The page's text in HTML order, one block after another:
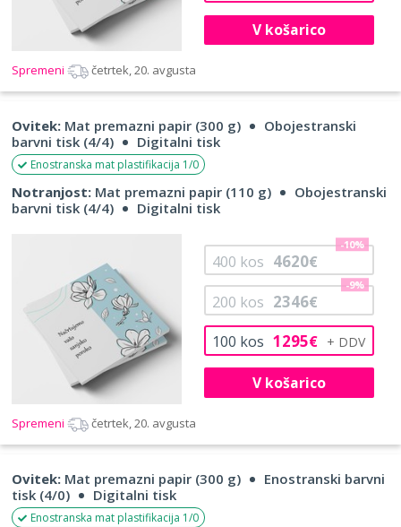
V košarico
Spremeni četrtek, 20. avgusta
Ovitek: Mat premazni papir (300 g)
Obojestranski
barvni tisk (4/4)
Digitalni tisk
Enostranska mat plastifikacija 1/0
Notranjost: Mat premazni papir (110 g)
Obojestranski
barvni tisk (4/4)
Digitalni tisk
100 kos 1295€
200 kos 2346€
-9%
400 kos 4620€
-10%
V košarico
Spremeni četrtek, 20. avgusta
Ovitek: Mat premazni papir (300 g)
Enostranski barvni
tisk (4/0)
Digitalni tisk
Enostranska mat plastifikacija 1/0